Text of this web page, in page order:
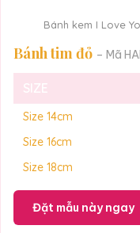
Bánh kem I Love
Bánh tim đỏ – Mã
SIZE
Size 14cm
Size 16cm
Size 18cm
Đặt mẫu này ngay